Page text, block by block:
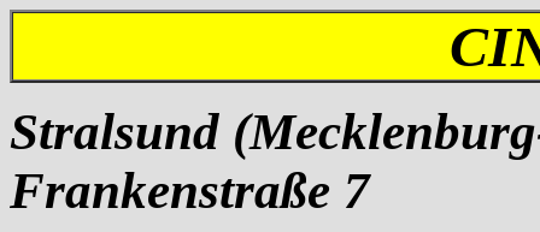
Stralsund
Frankenstraße 7